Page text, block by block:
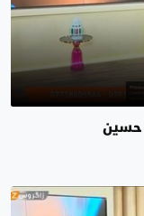
حسين